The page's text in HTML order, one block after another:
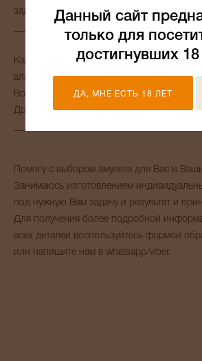
задач.
Каждый амулет активируется и
владельцем.
Возможно приобретение оберега в
Доставка осуществляется по всему МИРУ.
Помогу с выбором амулета для Вас и
Занимаюсь изготовлением
под нужную Вам задачу и результат и
Для получения более подробной
всех деталей воспользуйтесь формой
или напишите нам в whatsapp/viber.
Данный сайт
только для
достигнувших 18
ДА, МНЕ ЕСТЬ 18 ЛЕТ